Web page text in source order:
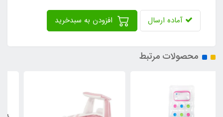
آماده ارسال
محصولات مرتبط